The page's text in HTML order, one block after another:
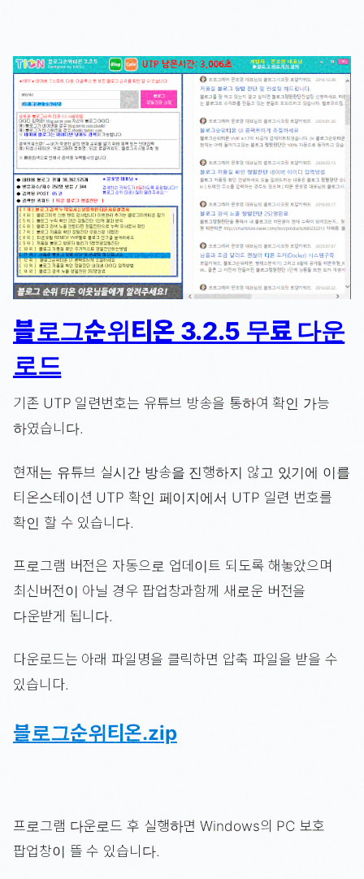
블로그순위티온 3.2.5 무료 다운
로드
기존 UTP 일련번호는 유튜브 방송을 통하여 확인 가능
하였습니다.
현재는 유튜브 실시간 방송을 진행하지 않고 있기에 이를
티온스테이션 UTP 확인 페이지에서 UTP 일련 번호를
확인 할 수 있습니다.
프로그램 버전은 자동으로 업데이트 되도록 해놓았으며
최신버전이 아닐 경우 팝업창과함께 새로운 버전을
다운받게 됩니다.
다운로드는 아래 파일명을 클릭하면 압축 파일을 받을 수
있습니다.
블로그순위티온.zip
프로그램 다운로드 후 실행하면 Windows의 PC 보호
팝업창이 뜰 수 있습니다.